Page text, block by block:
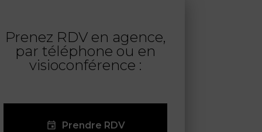
Prenez RDV en agence,
par téléphone ou en
visioconférence :
Prendre RDV